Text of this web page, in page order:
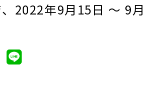
2022年9月15日 ～ 9月